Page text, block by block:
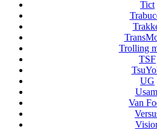
Tict
Trolling
TSF
UG
Van